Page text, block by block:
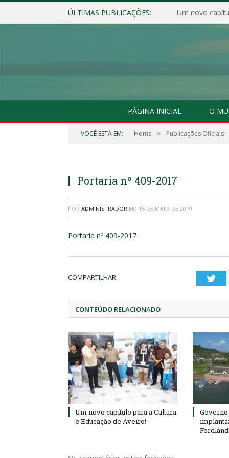
ÚLTIMAS PUBLICAÇÕES: Um novo
PÁGINA INICIAL O
VOCÊ ESTÁ EM: Home » Publicações Oficiais
Portaria nº 409-2017
POR ADMINISTRADOR EM 15 DE MAIO DE 2019
Portaria nº 409-2017
COMPARTILHAR:
CONTEÚDO RELACIONADO
Um novo capítulo para a Cultura
e Educação de Aveiro!